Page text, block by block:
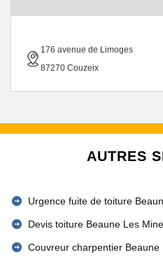
176 avenue de Limoges
87270 Couzeix
AUTRES
Urgence fuite de toiture
Devis toiture Beaune Les
Couvreur charpentier Beaune